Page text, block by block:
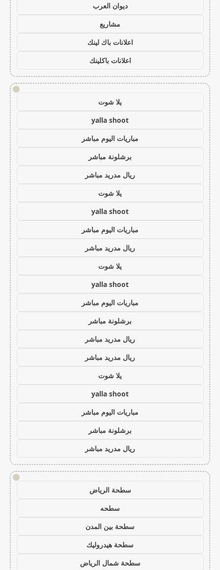
ديوان العرب
مشاريع
اعلانات باك لينك
اعلانات باكلينك
!
يلا شوت
yalla shoot
مباريات اليوم مباشر
برشلونة مباشر
ريال مدريد مباشر
يلا شوت
yalla shoot
مباريات اليوم مباشر
ريال مدريد مباشر
يلا شوت
yalla shoot
مباريات اليوم مباشر
برشلونة مباشر
ريال مدريد مباشر
ريال مدريد مباشر
يلا شوت
yalla shoot
مباريات اليوم مباشر
برشلونة مباشر
ريال مدريد مباشر
!
سطحة الرياض
سطحه
سطحة بين المدن
سطحة هيدروليك
سطحة شمال الرياض